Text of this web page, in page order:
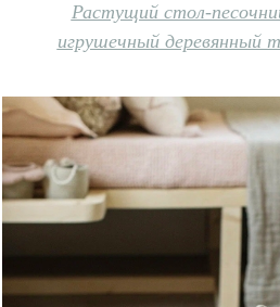
Растущий стол-
игрушечный деревянный